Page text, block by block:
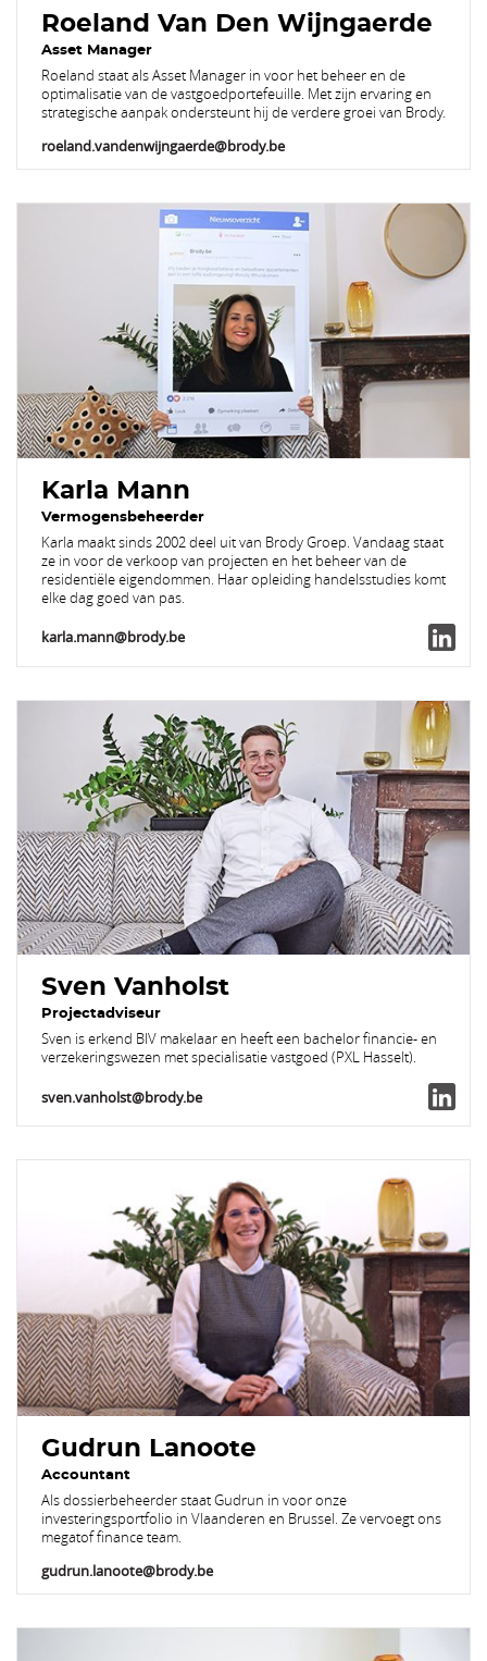
Roeland Van Den Wijngaerde
Asset Manager
Roeland staat als Asset Manager in voor het beheer en de
optimalisatie van de vastgoedportefeuille. Met zijn ervaring en
strategische aanpak ondersteunt hij de verdere groei van Brody.
roeland.vandenwijngaerde@brody.be
Karla Mann
Vermogensbeheerder
Karla maakt sinds 2002 deel uit van Brody Groep. Vandaag staat
ze in voor de verkoop van projecten en het beheer van de
residentiële eigendommen. Haar opleiding handelsstudies komt
elke dag goed van pas.
karla.mann@brody.be
Sven Vanholst
Projectadviseur
Sven is erkend BIV makelaar en heeft een bachelor financie- en
verzekeringswezen met specialisatie vastgoed (PXL Hasselt).
sven.vanholst@brody.be
Gudrun Lanoote
Accountant
Als dossierbeheerder staat Gudrun in voor onze
investeringsportfolio in Vlaanderen en Brussel. Ze vervoegt ons
megatof finance team.
gudrun.lanoote@brody.be